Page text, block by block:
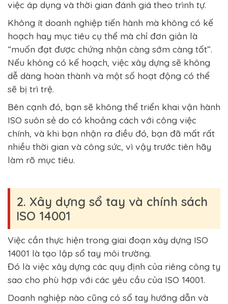
việc áp dụng và thời gian đánh giá theo trình tự.
Không ít doanh nghiệp tiến hành mà không có kế
hoạch hay mục tiêu cụ thể mà chỉ đơn giản là
“muốn đạt được chứng nhận càng sớm càng tốt”.
Nếu không có kế hoạch, việc xây dựng sẽ không
dễ dàng hoàn thành và một số hoạt động có thể
sẽ bị trì trệ.
Bên cạnh đó, bạn sẽ không thể triển khai vận hành
ISO suôn sẻ do có khoảng cách với công việc
chính, và khi bạn nhận ra điều đó, bạn đã mất rất
nhiều thời gian và công sức, vì vậy trước tiên hãy
làm rõ mục tiêu.
2. Xây dựng sổ tay và chính sách
ISO 14001
Việc cần thực hiện trong giai đoạn xây dựng ISO
14001 là tạo lập sổ tay môi trường.
Đó là việc xây dựng các quy định của riêng công ty
sao cho phù hợp với các yêu cầu của ISO 14001.
Doanh nghiệp nào cũng có sổ tay hướng dẫn và